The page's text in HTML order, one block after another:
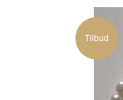
Tilbud